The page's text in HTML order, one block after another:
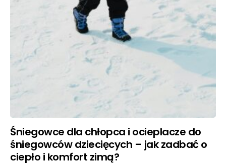
Śniegowce dla chłopca i ocieplacze do
śniegowców dziecięcych – jak zadbać o
ciepło i komfort zimą?